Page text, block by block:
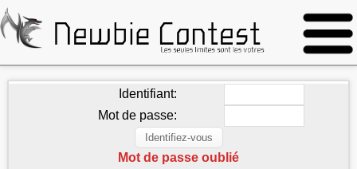
Identifiant:
Mot de passe:
Mot de passe oublié